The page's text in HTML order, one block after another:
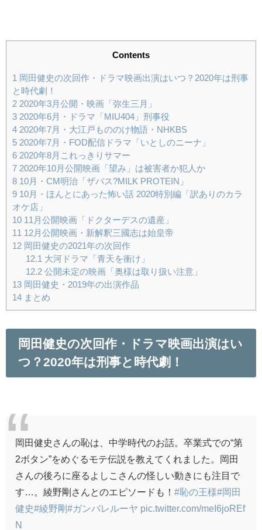
Contents
1
岡田健史の次回作・ドラマ映画出演はいつ？2020年は刑事
と時代劇！
2 2020年3月公開・映画「弥生三月」
3 2020年6月・ドラマ「MIU404」刑事役
4 2020年7月・大江戸もののけ物語・NHKBS
5 2020年7月・FOD配信ドラマ「いとしのニーナ」
6 2020年8月これっきりサマー
7 2020年10月公開映画「望み」は被害者か犯人か
8 10月・CM明治「ザバス?MILK PROTEIN」
9 10月・ほんとにあった怖い話 2020特別編「訳ありのカラ
オケ店」
10 11月公開映画「ドクターデスの遺産」
11 12月公開映画・新解釈三國志は始皇帝
12 岡田健史の2021年の次回作
12.1 大河ドラマ「青天を衝け」
12.2公開未定の映画「奥様は取り扱い注意」
13 岡田健史・2019年の出演作品
14 まとめ
岡田健史の次回作・ドラマ映画出演はい
つ？2020年は刑事と時代劇！
岡田健史さんの恥は、中学時代のお話。卒業式での“第
2ボタン”をめぐるモテ伝説を教えてくれました。岡田
さんの後ろに座るよしこさんの怪しい動きにも注目で
す…。綾野剛さんとのエピソードも！ #恥の王様#岡田
健史#綾野剛#ガンバレルーヤ pic.twitter.com/meI6joREf
N